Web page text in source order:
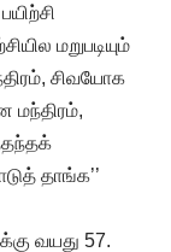
மறுபடியும்
சிவயோக
மந்திரம்,
தாங்க’’
வயது 57.